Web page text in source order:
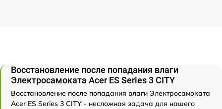
Восстановление после попадания влаги
Электросамоката Acer ES Series 3 CITY
Восстановление после попадания влаги Электросамоката
Acer ES Series 3 CITY - несложная задача для нашего